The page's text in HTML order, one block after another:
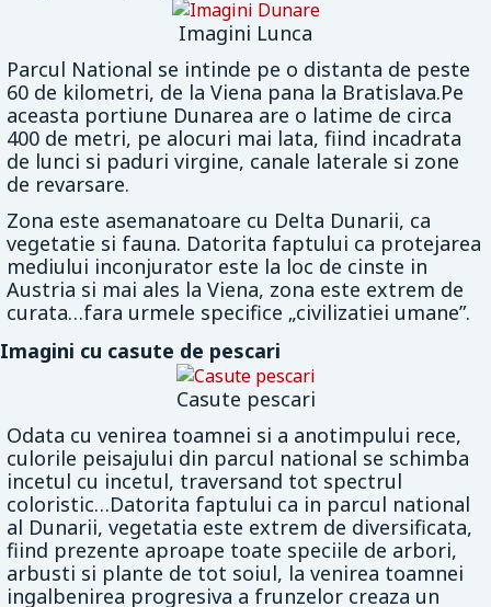
Imagini Lunca
Parcul National se intinde pe o distanta de peste
60 de kilometri, de la Viena pana la Bratislava.Pe
aceasta portiune Dunarea are o latime de circa
400 de metri, pe alocuri mai lata, fiind incadrata
de lunci si paduri virgine, canale laterale si zone
de revarsare.
Zona este asemanatoare cu Delta Dunarii, ca
vegetatie si fauna. Datorita faptului ca protejarea
mediului inconjurator este la loc de cinste in
Austria si mai ales la Viena, zona este extrem de
curata…fara urmele specifice „civilizatiei umane”.
Imagini cu casute de pescari
Casute pescari
Odata cu venirea toamnei si a anotimpului rece,
culorile peisajului din parcul national se schimba
incetul cu incetul, traversand tot spectrul
coloristic…Datorita faptului ca in parcul national
al Dunarii, vegetatia este extrem de diversificata,
fiind prezente aproape toate speciile de arbori,
arbusti si plante de tot soiul, la venirea toamnei
ingalbenirea progresiva a frunzelor creaza un